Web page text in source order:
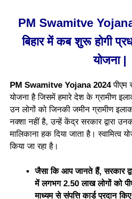
PM Swamitve
बिहार में कब शुरू होगी
योजना |
PM Swamitve Yojana 2024पीएम
योजना है जिसमें हमारे देश के ग्रामीण
उन लोगों को जिनकी जमीन ग्रामीण
नक्शा नहीं है, उन्हें केंद्र सरकार द्वारा
मालिकाना हक दिया जाता है। स्वामित्व
किया जा रहा है।
जैसा कि आप जानते हैं, सरकार
में लगभग 2.50 लाख लोगों को
माध्यम से संपत्ति कार्ड प्रदान